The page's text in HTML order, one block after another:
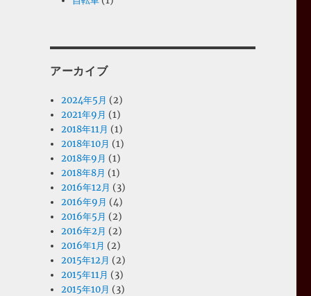
アーカイブ
2024年5月 (2)
2021年9月 (1)
2018年11月 (1)
2018年10月 (1)
2018年9月 (1)
2018年8月 (1)
2016年12月 (3)
2016年9月 (4)
2016年5月 (2)
2016年2月 (2)
2016年1月 (2)
2015年12月 (2)
2015年11月 (3)
2015年10月 (3)